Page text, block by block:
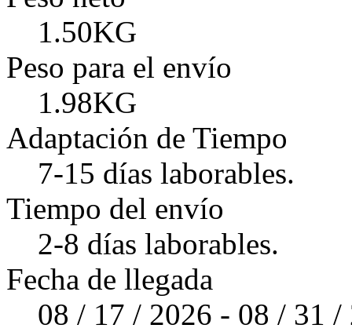
1.50KG
Peso para el envío
1.98KG
Adaptación de Tiempo
7-15 días laborables.
Tiempo del envío
2-8 días laborables.
Fecha de llegada
08 / 17 / 2026 - 08 / 31 /